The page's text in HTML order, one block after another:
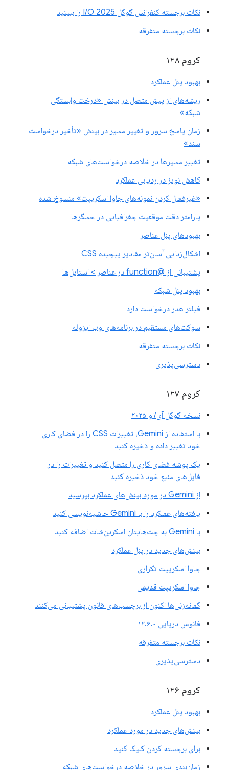
نکات برجسته کنفرانس گوگل I/O 2025 را ببینید
نکات برجسته متفرقه
کروم ۱۳۸
بهبود پنل عملکرد
ریشه‌های از پیش متصل در بینش «درخت وابستگی
شبکه»
زمان پاسخ سرور و تغییر مسیر در بینش «تأخیر درخواست
سند»
تغییر مسیرها در خلاصه درخواست‌های شبکه
کاهش نویز در ردیابی عملکرد
«غیرفعال کردن نمونه‌های جاوا اسکریپت» منسوخ شده
پارامتر دقت موقعیت جغرافیایی در حسگرها
بهبودهای پنل عناصر
اشکال‌زدایی آسان‌تر مقادیر پیچیده CSS
پشتیبانی از @function در عناصر > استایل‌ها
بهبود پنل شبکه
فیلتر هدر درخواست دارد
سوکت‌های مستقیم در برنامه‌های وب ایزوله
نکات برجسته متفرقه
دسترسی‌پذیری
کروم ۱۳۷
نسخه گوگل آی/او ۲۰۲۵
با استفاده از Gemini، تغییرات CSS را در فضای کاری
خود تغییر داده و ذخیره کنید
یک پوشه فضای کاری را متصل کنید و تغییرات را در
فایل‌های منبع خود ذخیره کنید
از Gemini در مورد بینش‌های عملکرد بپرسید
یافته‌های عملکرد را با Gemini حاشیه‌نویسی کنید
با Gemini به چت‌هایتان اسکرین‌شات اضافه کنید
بینش‌های جدید در پنل عملکرد
جاوا اسکریپت تکراری
جاوا اسکریپت قدیمی
گمانه‌زنی‌ها اکنون از برچسب‌های قانون پشتیبانی می‌کنند
فانوس دریایی ۱۲.۶.۰
نکات برجسته متفرقه
دسترسی‌پذیری
کروم ۱۳۶
بهبود پنل عملکرد
بینش‌های جدید در مورد عملکرد
برای برجسته کردن کلیک کنید
زمان‌بندی سرور در خلاصه درخواست‌های شبکه